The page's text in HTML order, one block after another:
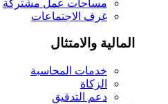
مساحات عمل مشتركة
غرف الاجتماعات
المالية والامتثال
خدمات المحاسبة
الزكاة
دعم التدقيق